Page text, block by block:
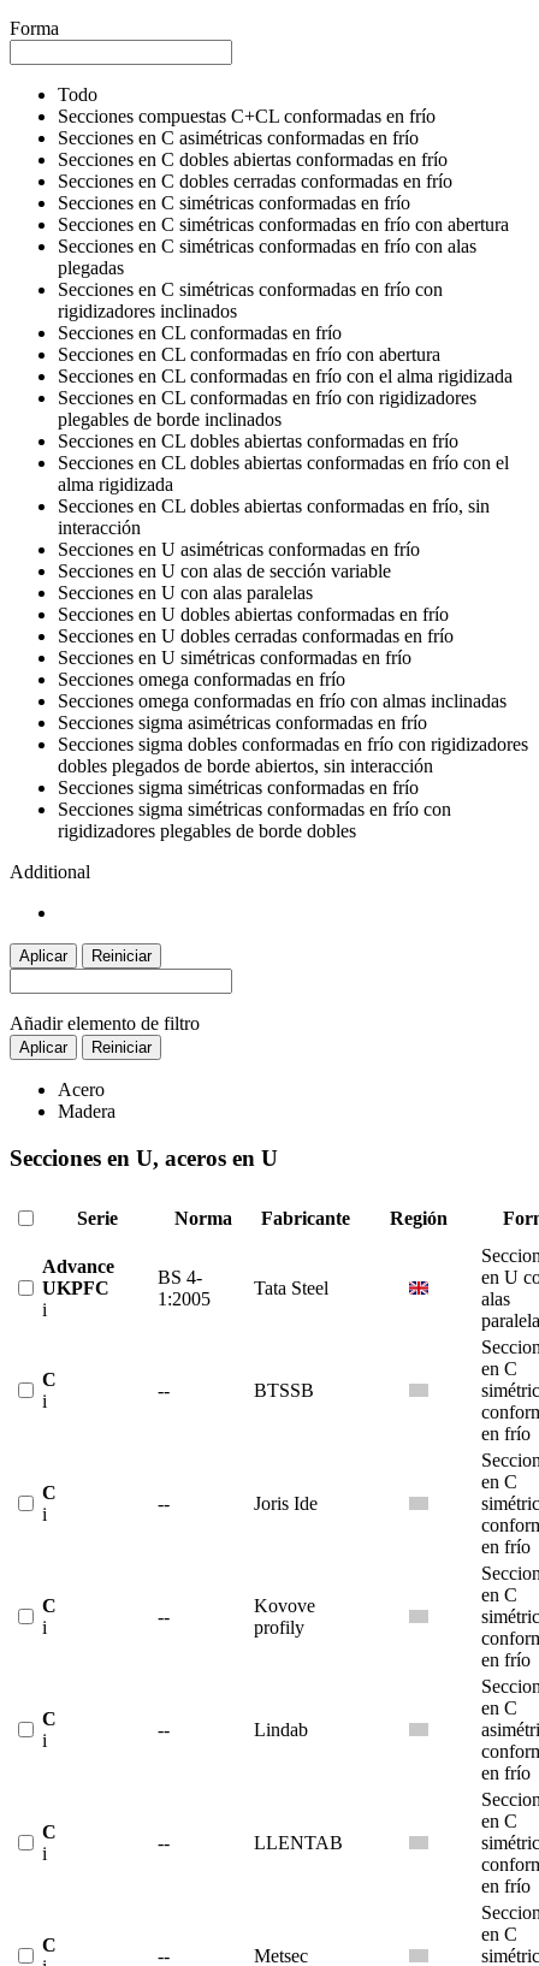
Forma
Todo
Secciones compuestas C+CL conformadas en frío
Secciones en C asimétricas conformadas en frío
Secciones en C dobles abiertas conformadas en frío
Secciones en C dobles cerradas conformadas en frío
Secciones en C simétricas conformadas en frío
Secciones en C simétricas conformadas en frío con abertura
Secciones en C simétricas conformadas en frío con alas
plegadas
Secciones en C simétricas conformadas en frío con
rigidizadores inclinados
Secciones en CL conformadas en frío
Secciones en CL conformadas en frío con abertura
Secciones en CL conformadas en frío con el alma rigidizada
Secciones en CL conformadas en frío con rigidizadores
plegables de borde inclinados
Secciones en CL dobles abiertas conformadas en frío
Secciones en CL dobles abiertas conformadas en frío con el
alma rigidizada
Secciones en CL dobles abiertas conformadas en frío, sin
interacción
Secciones en U asimétricas conformadas en frío
Secciones en U con alas de sección variable
Secciones en U con alas paralelas
Secciones en U dobles abiertas conformadas en frío
Secciones en U dobles cerradas conformadas en frío
Secciones en U simétricas conformadas en frío
Secciones omega conformadas en frío
Secciones omega conformadas en frío con almas inclinadas
Secciones sigma asimétricas conformadas en frío
Secciones sigma dobles conformadas en frío con rigidizadores
dobles plegados de borde abiertos, sin interacción
Secciones sigma simétricas conformadas en frío
Secciones sigma simétricas conformadas en frío con
rigidizadores plegables de borde dobles
Additional
Aplicar Reiniciar
Añadir elemento de filtro
Aplicar Reiniciar
Acero
Madera
Secciones en U, aceros en U
Serie Norma Fabricante Región
Advance
UKPFC
i
BS 4-
1:2005
Tata Steel
en U
alas
C
i
-- BTSSB
en C
en frío
C
i
-- Joris Ide
en C
en frío
C
i
--
Kovove
profily
en C
en frío
C
i
-- Lindab
en C
en frío
C
i
-- LLENTAB
en C
en frío
C
-- Metsec
en C